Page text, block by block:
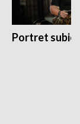
Portret